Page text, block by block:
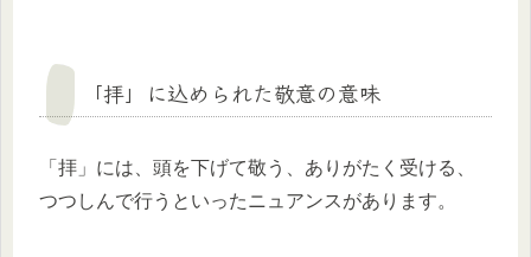
「拝」に込められた敬意の意味
「拝」には、頭を下げて敬う、ありがたく受ける、
つつしんで行うといったニュアンスがあります。